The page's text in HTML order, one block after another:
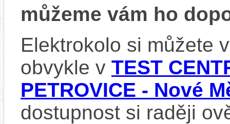
můžeme vám ho
Elektrokolo si můžete
obvykle v TEST
PETROVICE - Nové
dostupnost si raději